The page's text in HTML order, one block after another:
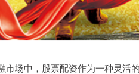
市场中，股票配资作为一种灵活